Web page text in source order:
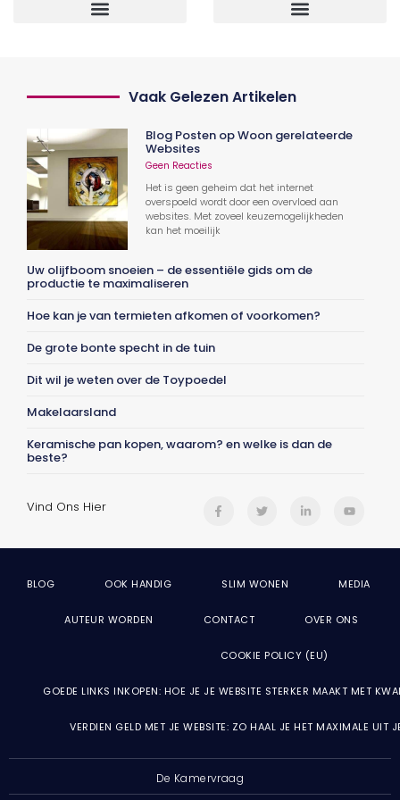
Vaak Gelezen Artikelen
Blog Posten op Woon gerelateerde
Websites
Geen Reacties
Het is geen geheim dat het internet
overspoeld wordt door een overvloed aan
websites. Met zoveel keuzemogelijkheden
kan het moeilijk
Uw olijfboom snoeien – de essentiële gids om de
productie te maximaliseren
Hoe kan je van termieten afkomen of voorkomen?
De grote bonte specht in de tuin
Dit wil je weten over de Toypoedel
Makelaarsland
Keramische pan kopen, waarom? en welke is dan de
beste?
Vind Ons Hier
BLOG OOK HANDIG SLIM WONEN MEDIA
AUTEUR WORDEN CONTACT OVER ONS
COOKIE POLICY (EU)
GOEDE LINKS INKOPEN: HOE JE JE WEBSITE STERKER MAAKT MET
VERDIEN GELD MET JE WEBSITE: ZO HAAL JE HET MAXIMALE UIT
De Kamervraag